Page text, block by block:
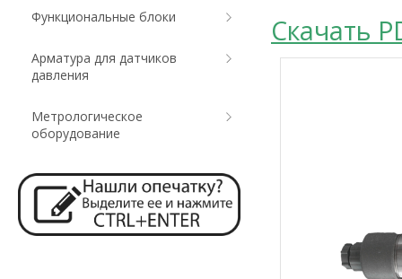
Скачать
Функциональные блоки
Арматура для датчиков
давления
Метрологическое
оборудование